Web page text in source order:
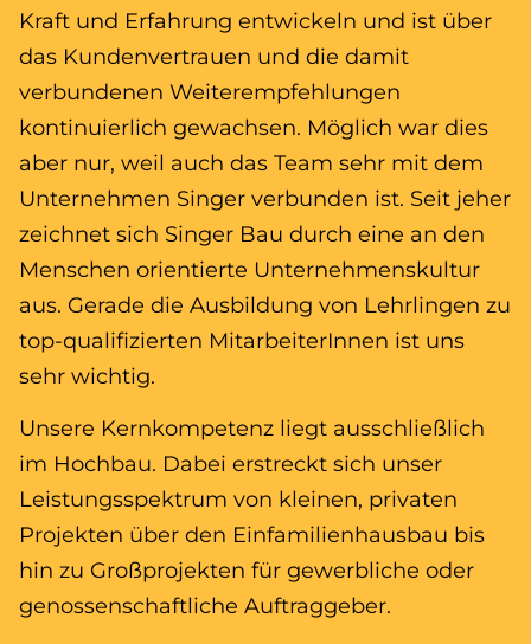
Kraft und Erfahrung entwickeln und ist über
das Kundenvertrauen und die damit
verbundenen Weiterempfehlungen
kontinuierlich gewachsen. Möglich war dies
aber nur, weil auch das Team sehr mit dem
Unternehmen Singer verbunden ist. Seit jeher
zeichnet sich Singer Bau durch eine an den
Menschen orientierte Unternehmenskultur
aus. Gerade die Ausbildung von Lehrlingen zu
top-qualifizierten MitarbeiterInnen ist uns
sehr wichtig.
Unsere Kernkompetenz liegt ausschließlich
im Hochbau. Dabei erstreckt sich unser
Leistungsspektrum von kleinen, privaten
Projekten über den Einfamilienhausbau bis
hin zu Großprojekten für gewerbliche oder
genossenschaftliche Auftraggeber.